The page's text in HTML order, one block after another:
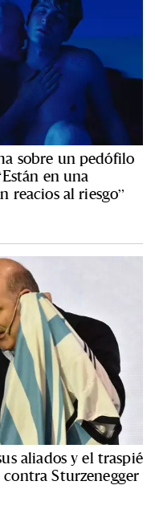
sobre un pedófilo
en una
reacios al riesgo”
aliados y el traspié
Sturzenegger